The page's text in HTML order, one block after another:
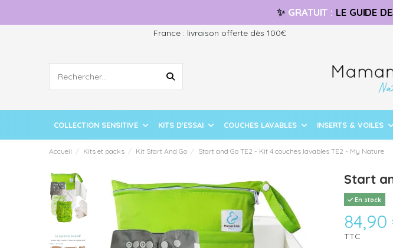
✨ GRATUIT : LE GUIDE
France : livraison offerte dès 100€
COLLECTION SENSITIVE KITS D'ESSAI COUCHES LAVABLES INSERTS & VOILES
Accueil Kits et packs Kit Start And Go Start and Go TE2 - Kit 4 couches lavables TE2 - My Nature
Start
En stock
84,90
TTC